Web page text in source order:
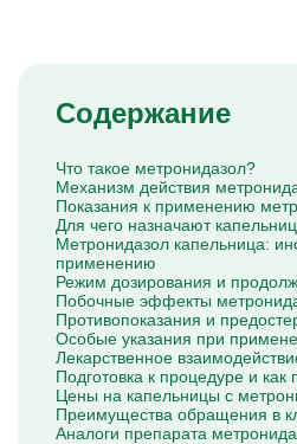
Капельница Ципрофлоксацин
Капельница Рингер
Содержание
Что такое метронидазол?
Механизм действия
Показания к применению
Для чего назначают
Метронидазол капельница:
применению
Режим дозирования и
Побочные эффекты
Противопоказания и
Особые указания при
Лекарственное
Подготовка к процедуре и как
Цены на капельницы с
Преимущества обращения в
Аналоги препарата